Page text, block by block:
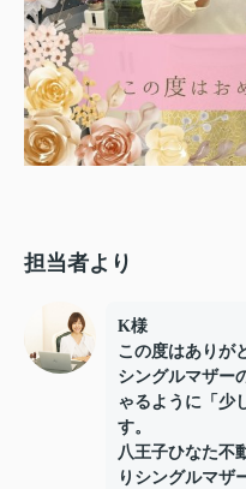
担当者より
K様
この度はありが
シングルマザー
ゃるように「少
す。
八王子ひなた不
りシングルマザ